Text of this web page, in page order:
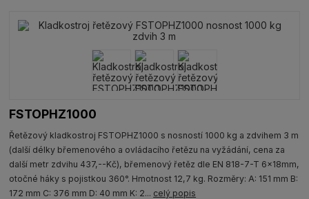
FSTOPHZ1000
Řetězový kladkostroj FSTOPHZ1000 s nosností 1000 kg a zdvihem 3 m
(další délky břemenového a ovládacího řetězu na vyžádání, cena za
další metr zdvihu 437,--Kč), břemenový řetěz dle EN 818-7-T 6x18mm,
otočné háky s pojistkou 360°. Hmotnost 12,7 kg. Rozměry: A: 151 mm B:
172 mm C: 376 mm D: 40 mm K: 2... celý popis